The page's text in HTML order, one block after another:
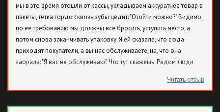
мы в это время отошли от кассы, укладываем аккуратнее товар в
пакеты, тетка гордо сквозь зубы цедит: "Отойти можно?" Видимо,
по ее требованию мы должны все бросить, уступить место, а
потом снова заканчивать упаковку. Я ей сказала, что сюда
приходят покупатели, а вы нас обслуживаете, на, что она
заорала: "Я вас не обслуживаю". Что тут скажешь. Рядом люди
Объясните своему персоналу, где они работают. Или Вы, как они,
если не по высшему разряду (куда уж там, одно слово - Ашан!),
Читать отзыв